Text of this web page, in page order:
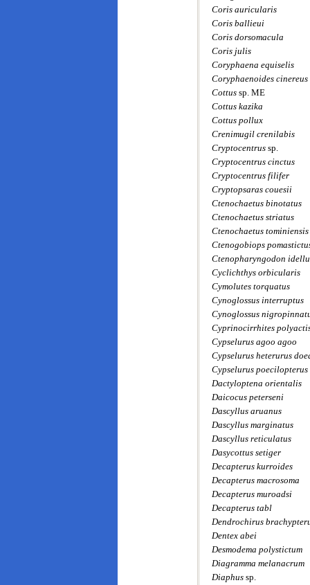
Coris auricularis
Coris ballieui
Coris dorsomacula
Coris julis
Coryphaena equiselis
Coryphaenoides cinereus
Cottus sp. ME
Cottus kazika
Cottus pollux
Crenimugil crenilabis
Cryptocentrus sp.
Cryptocentrus cinctus
Cryptocentrus filifer
Cryptopsaras couesii
Ctenochaetus binotatus
Ctenochaetus striatus
Ctenochaetus tominiensis
Ctenogobiops
Ctenopharyngodon
Cyclichthys orbicularis
Cymolutes torquatus
Cynoglossus interruptus
Cynoglossus
Cyprinocirrhites
Cypselurus agoo agoo
Cypselurus heterurus
Cypselurus poecilopterus
Dactyloptena orientalis
Daicocus peterseni
Dascyllus aruanus
Dascyllus marginatus
Dascyllus reticulatus
Dasycottus setiger
Decapterus kurroides
Decapterus macrosoma
Decapterus muroadsi
Decapterus tabl
Dendrochirus
Dentex abei
Desmodema polystictum
Diagramma melanacrum
Diaphus sp.